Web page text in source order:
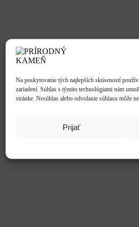
Na poskytovanie tých najlepších skúseností
zariadení. Súhlas s týmito technológiami nám
stránke. Nesúhlas alebo odvolanie súhlasu môže
Prijať